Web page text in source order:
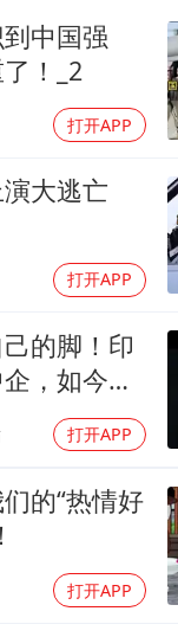
宇树科技发行
把党建设得更
奋进开新局 实
中国强
！_2
打开APP
大逃亡
打开APP
的脚！印
，如今烂
打开APP
的“热情好
打开APP